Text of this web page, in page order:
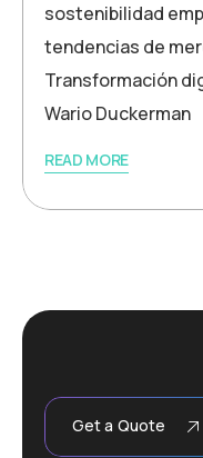
sostenibilidad
tendencias de
Transformación
Wario Duckerman
READ MORE
Get a Quote